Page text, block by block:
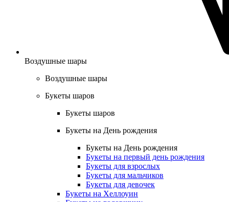
Воздушные шары
Воздушные шары
Букеты шаров
Букеты шаров
Букеты на День рождения
Букеты на День рождения
Букеты на первый день рождения
Букеты для взрослых
Букеты для мальчиков
Букеты для девочек
Букеты на Хеллоуин